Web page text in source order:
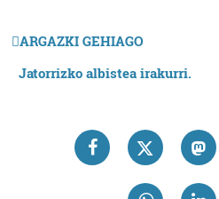
ARGAZKI GEHIAGO
Jatorrizko albistea irakurri.